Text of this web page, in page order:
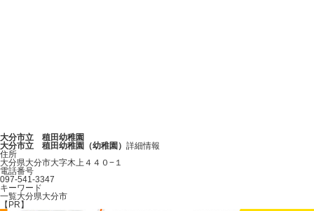
大分市立 稙田幼稚園
大分市立 稙田幼稚園（幼稚園） 詳細情報
住所
大分県大分市大字木上４４０−１
電話番号
097-541-3347
キーワード
一覧大分県大分市
【PR】